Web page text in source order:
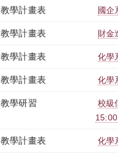
教學計畫表 國企
教學計畫表 財金
教學計畫表 化學
教學計畫表 化學
教學研習
校級
教學計畫表 化學